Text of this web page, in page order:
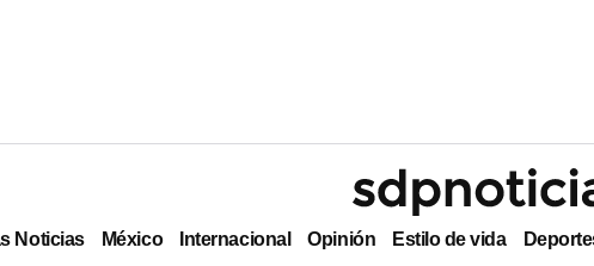
Noticias México Internacional Opinión Estilo de vida